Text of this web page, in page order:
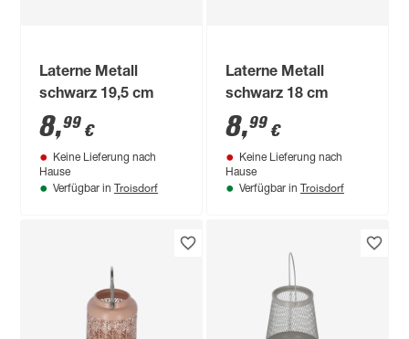
Laterne Metall
schwarz 19,5 cm
8,99 €
Keine Lieferung nach
Hause
Verfügbar in Troisdorf
Laterne Metall
schwarz 18 cm
8,99 €
Keine Lieferung nach
Hause
Verfügbar in Troisdorf